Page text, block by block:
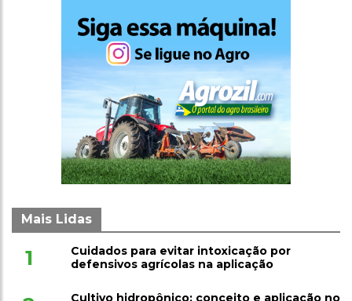
Mais Lidas
1
Cuidados para evitar intoxicação por
defensivos agrícolas na aplicação
Cultivo hidropônico: conceito e aplicação no